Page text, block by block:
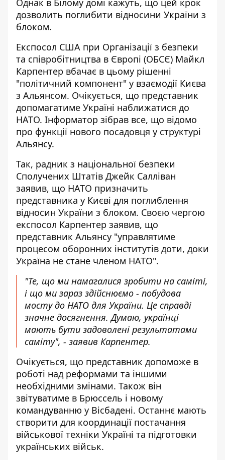
Однак в Білому домі кажуть, що цей крок
дозволить поглибити відносини України з
блоком.
Експосол США при Організації з безпеки
та співробітництва в Європі (ОБСЄ) Майкл
Карпентер вбачає в цьому рішенні
"політичний компонент" у взаємодії Києва
з Альянсом. Очікується, що представник
допомагатиме Україні наближатися до
НАТО. Інформатор зібрав все, що відомо
про функції нового посадовця у структурі
Альянсу.
Так, радник з національної безпеки
Сполучених Штатів Джейк Салліван
заявив, що НАТО призначить
представника у Києві для поглиблення
відносин України з блоком. Своєю чергою
експосол Карпентер заявив, що
представник Альянсу "управлятиме
процесом оборонних інститутів доти, доки
Україна не стане членом НАТО".
"Те, що ми намагалися зробити на саміті,
і що ми зараз здійснюємо - побудова
мосту до НАТО для України. Це справді
значне досягнення. Думаю, українці
мають бути задоволені результатами
саміту", - заявив Карпентер.
Очікується, що представник допоможе в
роботі над реформами та іншими
необхідними змінами. Також він
звітуватиме в Брюссель і новому
командуванню у Вісбадені. Останнє мають
створити для координації постачання
військової техніки Україні та підготовки
українських військ.